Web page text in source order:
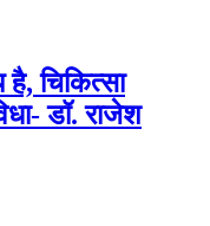
है, चिकित्सा
डॉ. राजेश